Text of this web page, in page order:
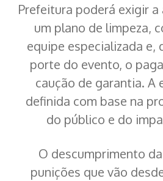
Prefeitura poderá exigir
um plano de limpeza,
equipe especializada e,
porte do evento, o
caução de garantia. A
definida com base na
do público e do
O descumprimento
punições que vão